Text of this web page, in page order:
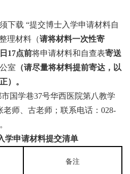
下载 “提交博士入学申请材料自
理材料（请将材料一次性寄
17点前将申请材料和自查表寄送
室 （请尽量将材料提前寄达，以
）。
国学巷37号华西医院第八教学
老师、古老师；联系电话： 028-
学申请材料提交清单
备注